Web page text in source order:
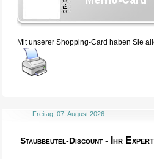
Mit unserer Shopping-Card haben Sie
Freitag, 07. August 2026
Staubbeutel-Discount - Ihr